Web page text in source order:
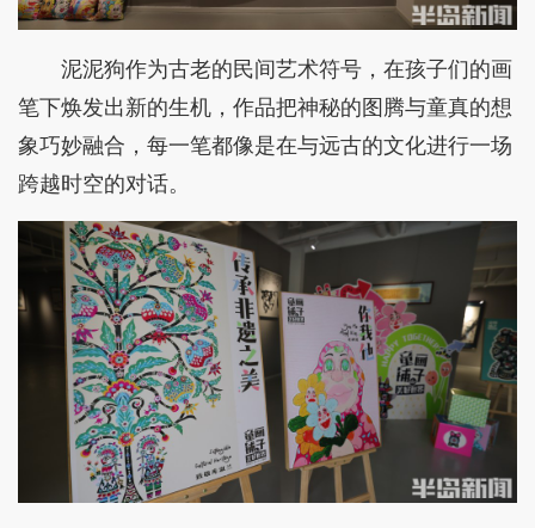
泥泥狗作为古老的民间艺术符号，在孩子们的画
笔下焕发出新的生机，作品把神秘的图腾与童真的想
象巧妙融合，每一笔都像是在与远古的文化进行一场
跨越时空的对话。